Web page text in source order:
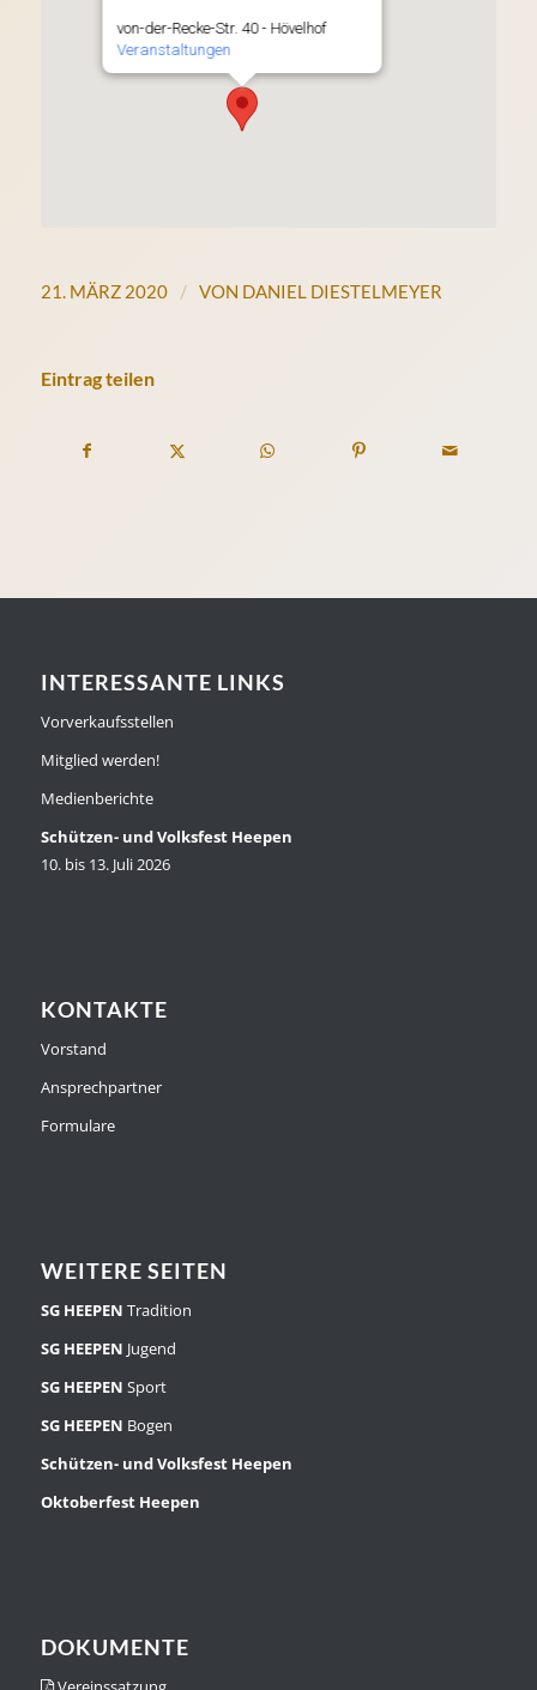
von-der-Recke-Str. 40 - Hövelhof
Veranstaltungen
21. MÄRZ 2020 / VON DANIEL DIESTELMEYER
Eintrag teilen
INTERESSANTE LINKS
Vorverkaufsstellen
Mitglied werden!
Medienberichte
Schützen- und Volksfest Heepen
10. bis 13. Juli 2026
KONTAKTE
Vorstand
Ansprechpartner
Formulare
WEITERE SEITEN
SG HEEPEN Tradition
SG HEEPEN Jugend
SG HEEPEN Sport
SG HEEPEN Bogen
Schützen- und Volksfest Heepen
Oktoberfest Heepen
DOKUMENTE